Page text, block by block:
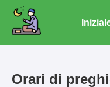
Orari di